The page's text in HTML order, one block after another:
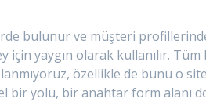
bulunur ve müşteri
için yaygın olarak kullanılır.
özellikle de bunu o
bir yolu, bir anahtar form alanı